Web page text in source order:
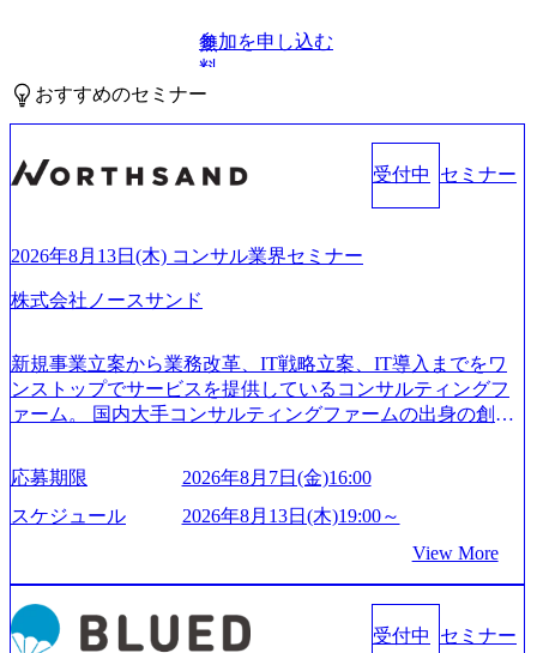
無
料
参加を申し込む
おすすめのセミナー
受付中 セミナー
2026年8月13日(木) コンサル業界セミナー
株式会社ノースサンド
新規事業立案から業務改革、IT戦略立案、IT導入までをワ
ンストップでサービスを提供しているコンサルティングフ
ァーム。 国内大手コンサルティングファームの出身の創業
もっと自由に誠実に提案できる会社をつくりたい」「胸を
張って会社が好きだと言えるような家族的な組織をつくり
たい」という想いで会社を設立 PwC・アクセンチュアとい
社出身者など、様々な経歴の社員が活躍しており、働きや
すく魅力的な環境が整っているため、定着率が高いことか
ら「働きがいのある会社」に4年連続ベストカンパニーに選
出されている。 残業時間は平均30時間程度 事業/IT戦略立案
応募期限
2026年8月7日(金)16:00
スケジュール
2026年8月13日(木)19:00～
View More
受付中 セミナー